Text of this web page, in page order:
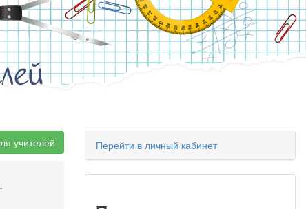
учителей Перейти в личный кабинет